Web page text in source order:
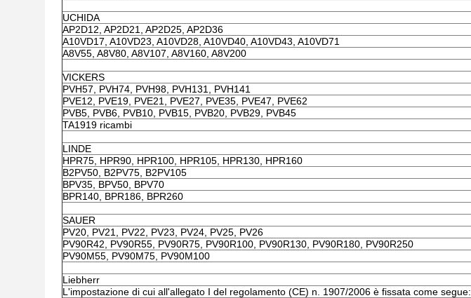
UCHIDA
AP2D12, AP2D21, AP2D25, AP2D36
A10VD17, A10VD23, A10VD28, A10VD40, A10VD43, A10VD71
A8V55, A8V80, A8V107, A8V160, A8V200
VICKERS
PVH57, PVH74, PVH98, PVH131, PVH141
PVE12, PVE19, PVE21, PVE27, PVE35, PVE47, PVE62
PVB5, PVB6, PVB10, PVB15, PVB20, PVB29, PVB45
TA1919 ricambi
LINDE
HPR75, HPR90, HPR100, HPR105, HPR130, HPR160
B2PV50, B2PV75, B2PV105
BPV35, BPV50, BPV70
BPR140, BPR186, BPR260
SAUER
PV20, PV21, PV22, PV23, PV24, PV25, PV26
PV90R42, PV90R55, PV90R75, PV90R100, PV90R130, PV90R180, PV90R250
PV90M55, PV90M75, PV90M100
Liebherr
L'impostazione di cui all'allegato I del regolamento (CE) n. 1907/2006 è fissata come segue: